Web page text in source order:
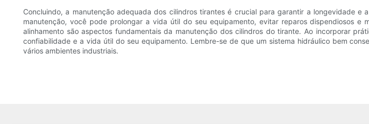
Concluindo, a manutenção adequada dos cilindros tirantes é crucial para garantir a longevidade
manutenção, você pode prolongar a vida útil do seu equipamento, evitar reparos dispendiosos e
alinhamento são aspectos fundamentais da manutenção dos cilindros do tirante. Ao incorporar
confiabilidade e a vida útil do seu equipamento. Lembre-se de que um sistema hidráulico bem
vários ambientes industriais.